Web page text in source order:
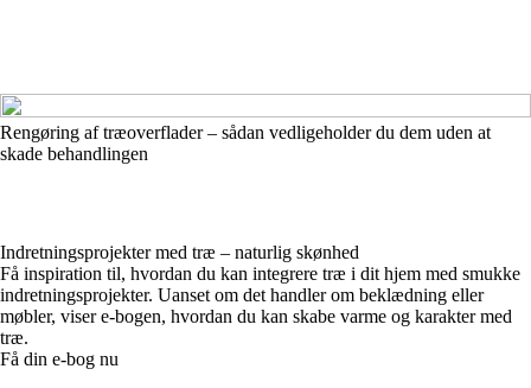
Rengøring af træoverflader – sådan vedligeholder du dem uden at
skade behandlingen
Indretningsprojekter med træ – naturlig skønhed
Få inspiration til, hvordan du kan integrere træ i dit hjem med smukke
indretningsprojekter. Uanset om det handler om beklædning eller
møbler, viser e-bogen, hvordan du kan skabe varme og karakter med
træ.
Få din e-bog nu